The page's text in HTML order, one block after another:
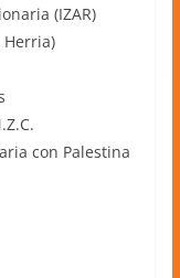
(IZAR)
Herria)
con Palestina